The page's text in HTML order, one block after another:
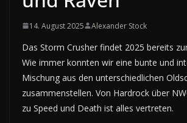
14. August 2025 Alexander Stock
Das Storm Crusher findet 2025 bereits
Wie immer konnten wir eine bunte und
Mischung aus den unterschiedlichen
zusammenstellen. Von Hardrock über
zu Speed und Death ist alles vertreten.